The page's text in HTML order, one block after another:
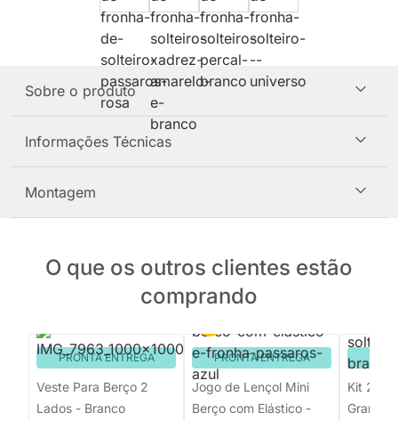
Sobre o produto
Informações Técnicas
Montagem
O que os outros clientes estão
comprando
PRONTA ENTREGA
Veste Para Berço 2
Lados - Branco
PRONTA ENTREGA
Jogo de Lençol Mini
Berço com Elástico -
Kit 2
Grande